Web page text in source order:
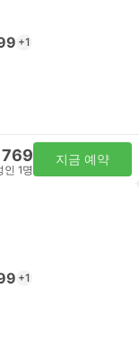
+1
769
인 1명
지금 예약
+1